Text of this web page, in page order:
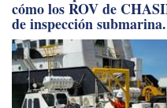
cómo los ROV de
de inspección submarina.